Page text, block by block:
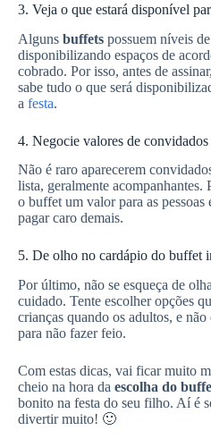
3. Veja o que estará disponível
Alguns buffets possuem níveis
disponibilizando espaços de
cobrado. Por isso, antes de
sabe tudo o que será
a festa.
4. Negocie valores de convidados
Não é raro aparecerem
lista, geralmente acompanhantes.
o buffet um valor para as pessoas
pagar caro demais.
5. De olho no cardápio do buffet
Por último, não se esqueça de
cuidado. Tente escolher opções
crianças quando os adultos, e
para não fazer feio.
Com estas dicas, vai ficar muito
cheio na hora da escolha do
bonito na festa do seu filho. Aí é
divertir muito! 🙂